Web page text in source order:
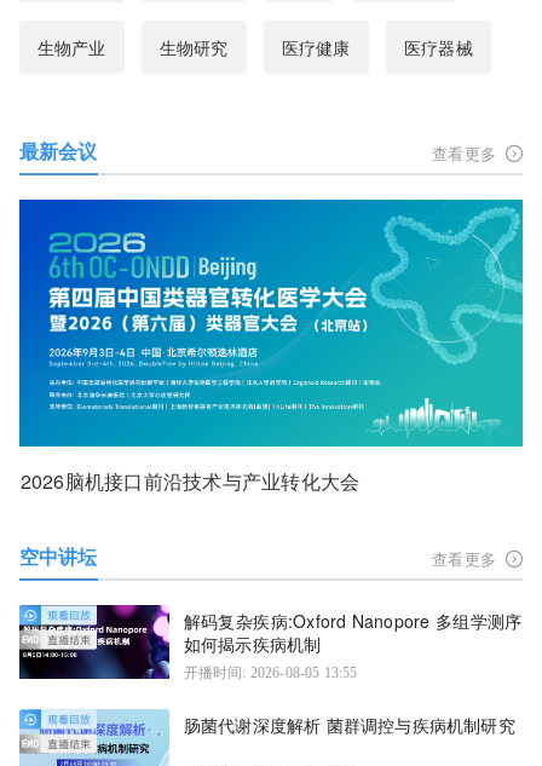
生物产业 生物研究 医疗健康 医疗器械
最新会议 查看更多
2026脑机接口前沿技术与产业转化大会
空中讲坛 查看更多
解码复杂疾病:Oxford Nanopore 多组学测序
如何揭示疾病机制
开播时间: 2026-08-05 13:55
肠菌代谢深度解析 菌群调控与疾病机制研究